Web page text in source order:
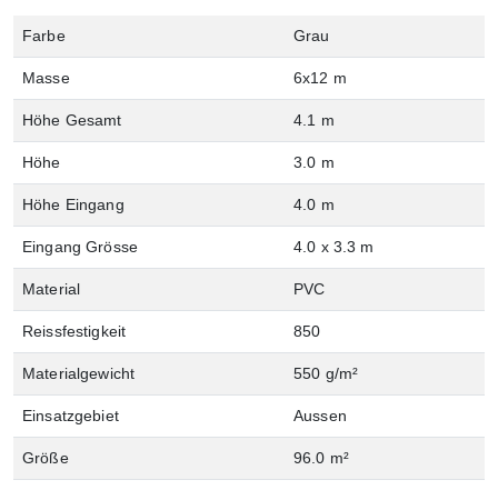
Farbe Grau
Masse 6x12 m
Höhe Gesamt 4.1 m
Höhe 3.0 m
Höhe Eingang 4.0 m
Eingang Grösse 4.0 x 3.3 m
Material PVC
Reissfestigkeit 850
Materialgewicht 550 g/m²
Einsatzgebiet Aussen
Größe 96.0 m²